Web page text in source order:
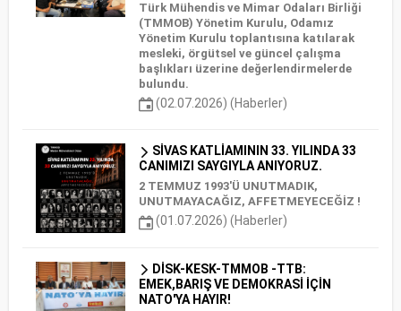
Türk Mühendis ve Mimar Odaları Birliği
(TMMOB) Yönetim Kurulu, Odamız
Yönetim Kurulu toplantısına katılarak
mesleki, örgütsel ve güncel çalışma
başlıkları üzerine değerlendirmelerde
bulundu.
(02.07.2026) (Haberler)
SİVAS KATLİAMININ 33. YILINDA 33
CANIMIZI SAYGIYLA ANIYORUZ.
2 TEMMUZ 1993'Ü UNUTMADIK,
UNUTMAYACAĞIZ, AFFETMEYECEĞİZ !
(01.07.2026) (Haberler)
DİSK-KESK-TMMOB -TTB:
EMEK,BARIŞ VE DEMOKRASİ İÇİN
NATO'YA HAYIR!